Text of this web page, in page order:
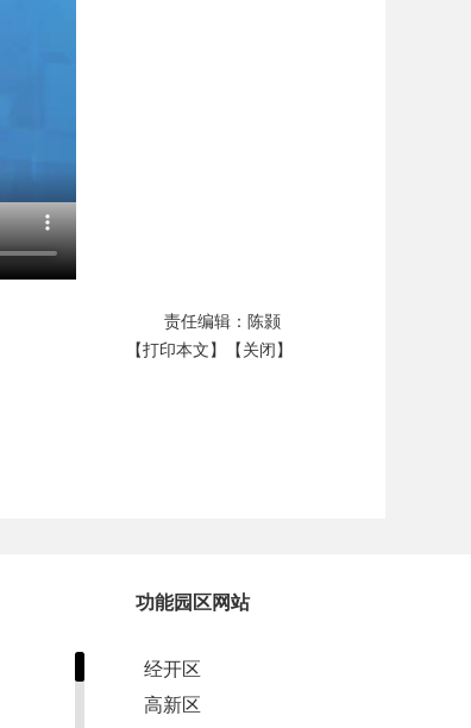
责任编辑：陈颢
【打印本文】
【关闭】
功能园区网站
经开区
高新区